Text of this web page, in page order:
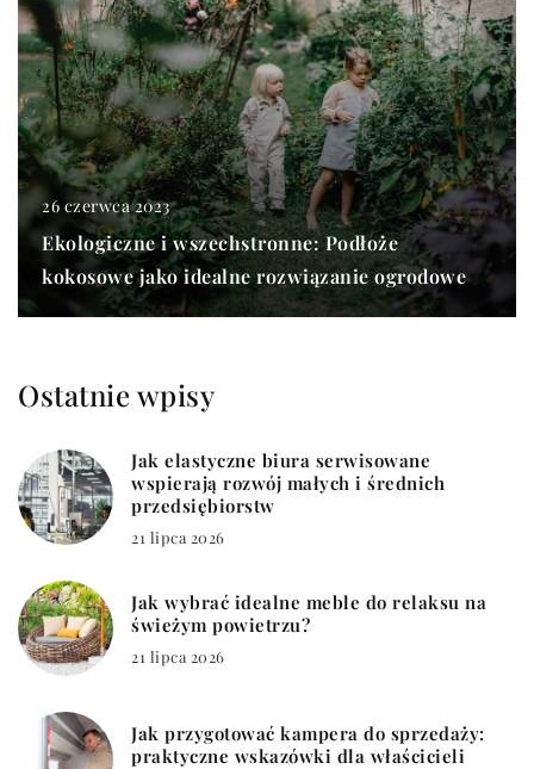
26 czerwca 2023
Ekologiczne i wszechstronne: Podłoże
kokosowe jako idealne rozwiązanie ogrodowe
Ostatnie wpisy
Jak elastyczne biura serwisowane
wspierają rozwój małych i średnich
przedsiębiorstw
21 lipca 2026
Jak wybrać idealne meble do relaksu na
świeżym powietrzu?
21 lipca 2026
Jak przygotować kampera do sprzedaży:
praktyczne wskazówki dla właścicieli